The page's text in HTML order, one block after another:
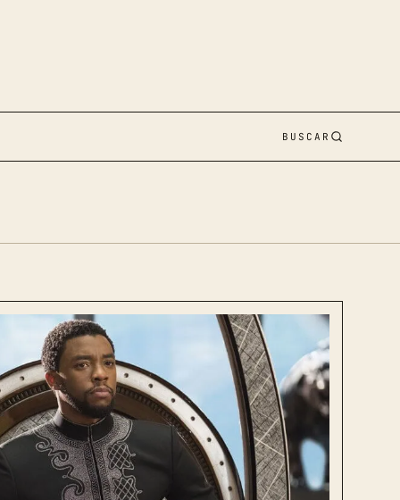
BUSCAR